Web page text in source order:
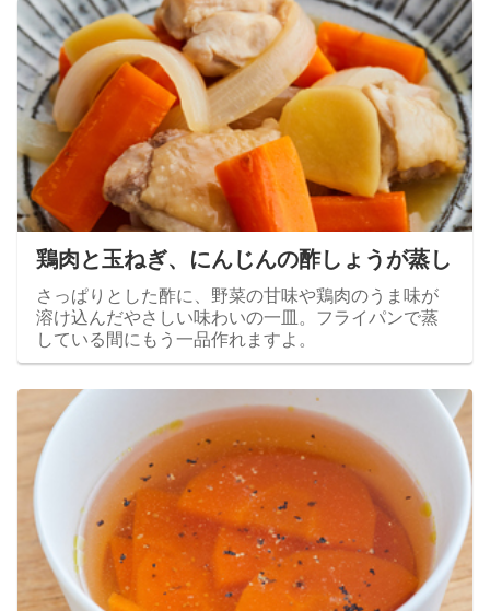
鶏肉と玉ねぎ、にんじんの酢しょうが蒸し
さっぱりとした酢に、野菜の甘味や鶏肉のうま味が
溶け込んだやさしい味わいの一皿。フライパンで蒸
している間にもう一品作れますよ。